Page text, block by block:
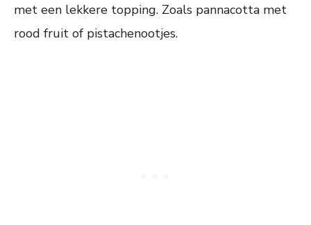
met een lekkere topping. Zoals pannacotta met
rood fruit of pistachenootjes.